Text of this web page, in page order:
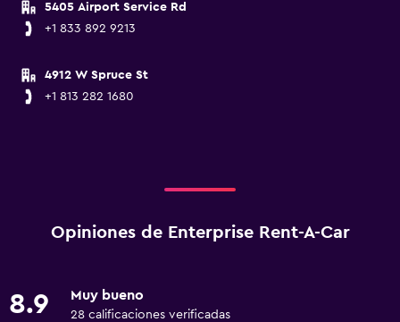
5405 Airport Service Rd
+1 833 892 9213
4912 W Spruce St
+1 813 282 1680
Opiniones de Enterprise Rent-A-Car
8.9 Muy bueno
28 calificaciones verificadas